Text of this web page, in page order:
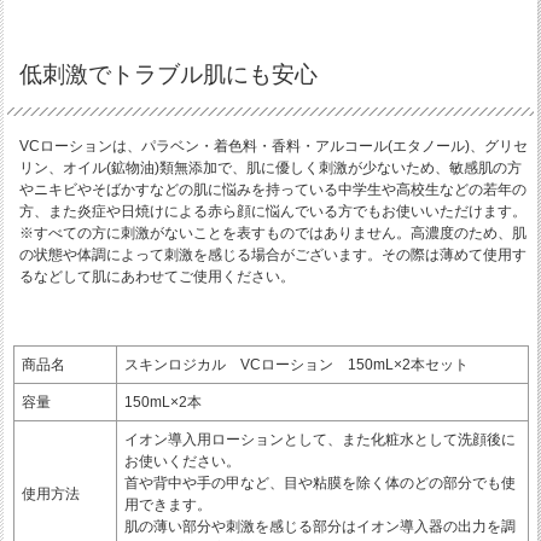
低刺激でトラブル肌にも安心
VCローションは、パラベン・着色料・香料・アルコール(エタノール)、グリセ
リン、オイル(鉱物油)類無添加で、肌に優しく刺激が少ないため、敏感肌の方
やニキビやそばかすなどの肌に悩みを持っている中学生や高校生などの若年の
方、また炎症や日焼けによる赤ら顔に悩んでいる方でもお使いいただけます。
※すべての方に刺激がないことを表すものではありません。高濃度のため、肌
の状態や体調によって刺激を感じる場合がございます。その際は薄めて使用す
るなどして肌にあわせてご使用ください。
商品名 スキンロジカル VCローション 150mL×2本セット
容量 150mL×2本
使用方法
イオン導入用ローションとして、また化粧水として洗顔後に
お使いください。
首や背中や手の甲など、目や粘膜を除く体のどの部分でも使
用できます。
肌の薄い部分や刺激を感じる部分はイオン導入器の出力を調